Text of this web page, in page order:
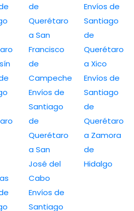
de
Querétaro
a San
Francisco
de
Campeche
Envíos de
Santiago
de
Querétaro
a San
José del
Cabo
Envíos de
Santiago
Envíos de
Santiago
de
Querétaro
a Xico
Envíos de
Santiago
de
Querétaro
a Zamora
de
Hidalgo